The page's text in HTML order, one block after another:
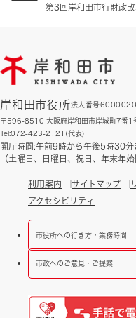
第3回岸和田市行財政
岸和田市役所法人番号
〒596-8510 大阪府岸和田市岸城町7番1
Tel:072-423-2121(代表)
開庁時間:午前9時から午後5時30分
（土曜日、日曜日、祝日、年末年始
利用案内 サイトマップ
アクセシビリティ
市役所への行き方・業務時間
市政へのご意見・ご提案